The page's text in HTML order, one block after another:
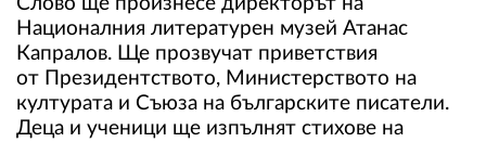
Националния литературен музей Атанас
Капралов. Ще прозвучат приветствия
от Президентството, Министерството на
културата и Съюза на българските писатели.
Деца и ученици ще изпълнят стихове на